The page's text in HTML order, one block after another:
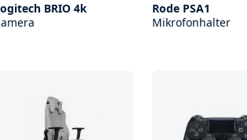
BRIO 4k
Rode PSA1
Mikrofonhalter